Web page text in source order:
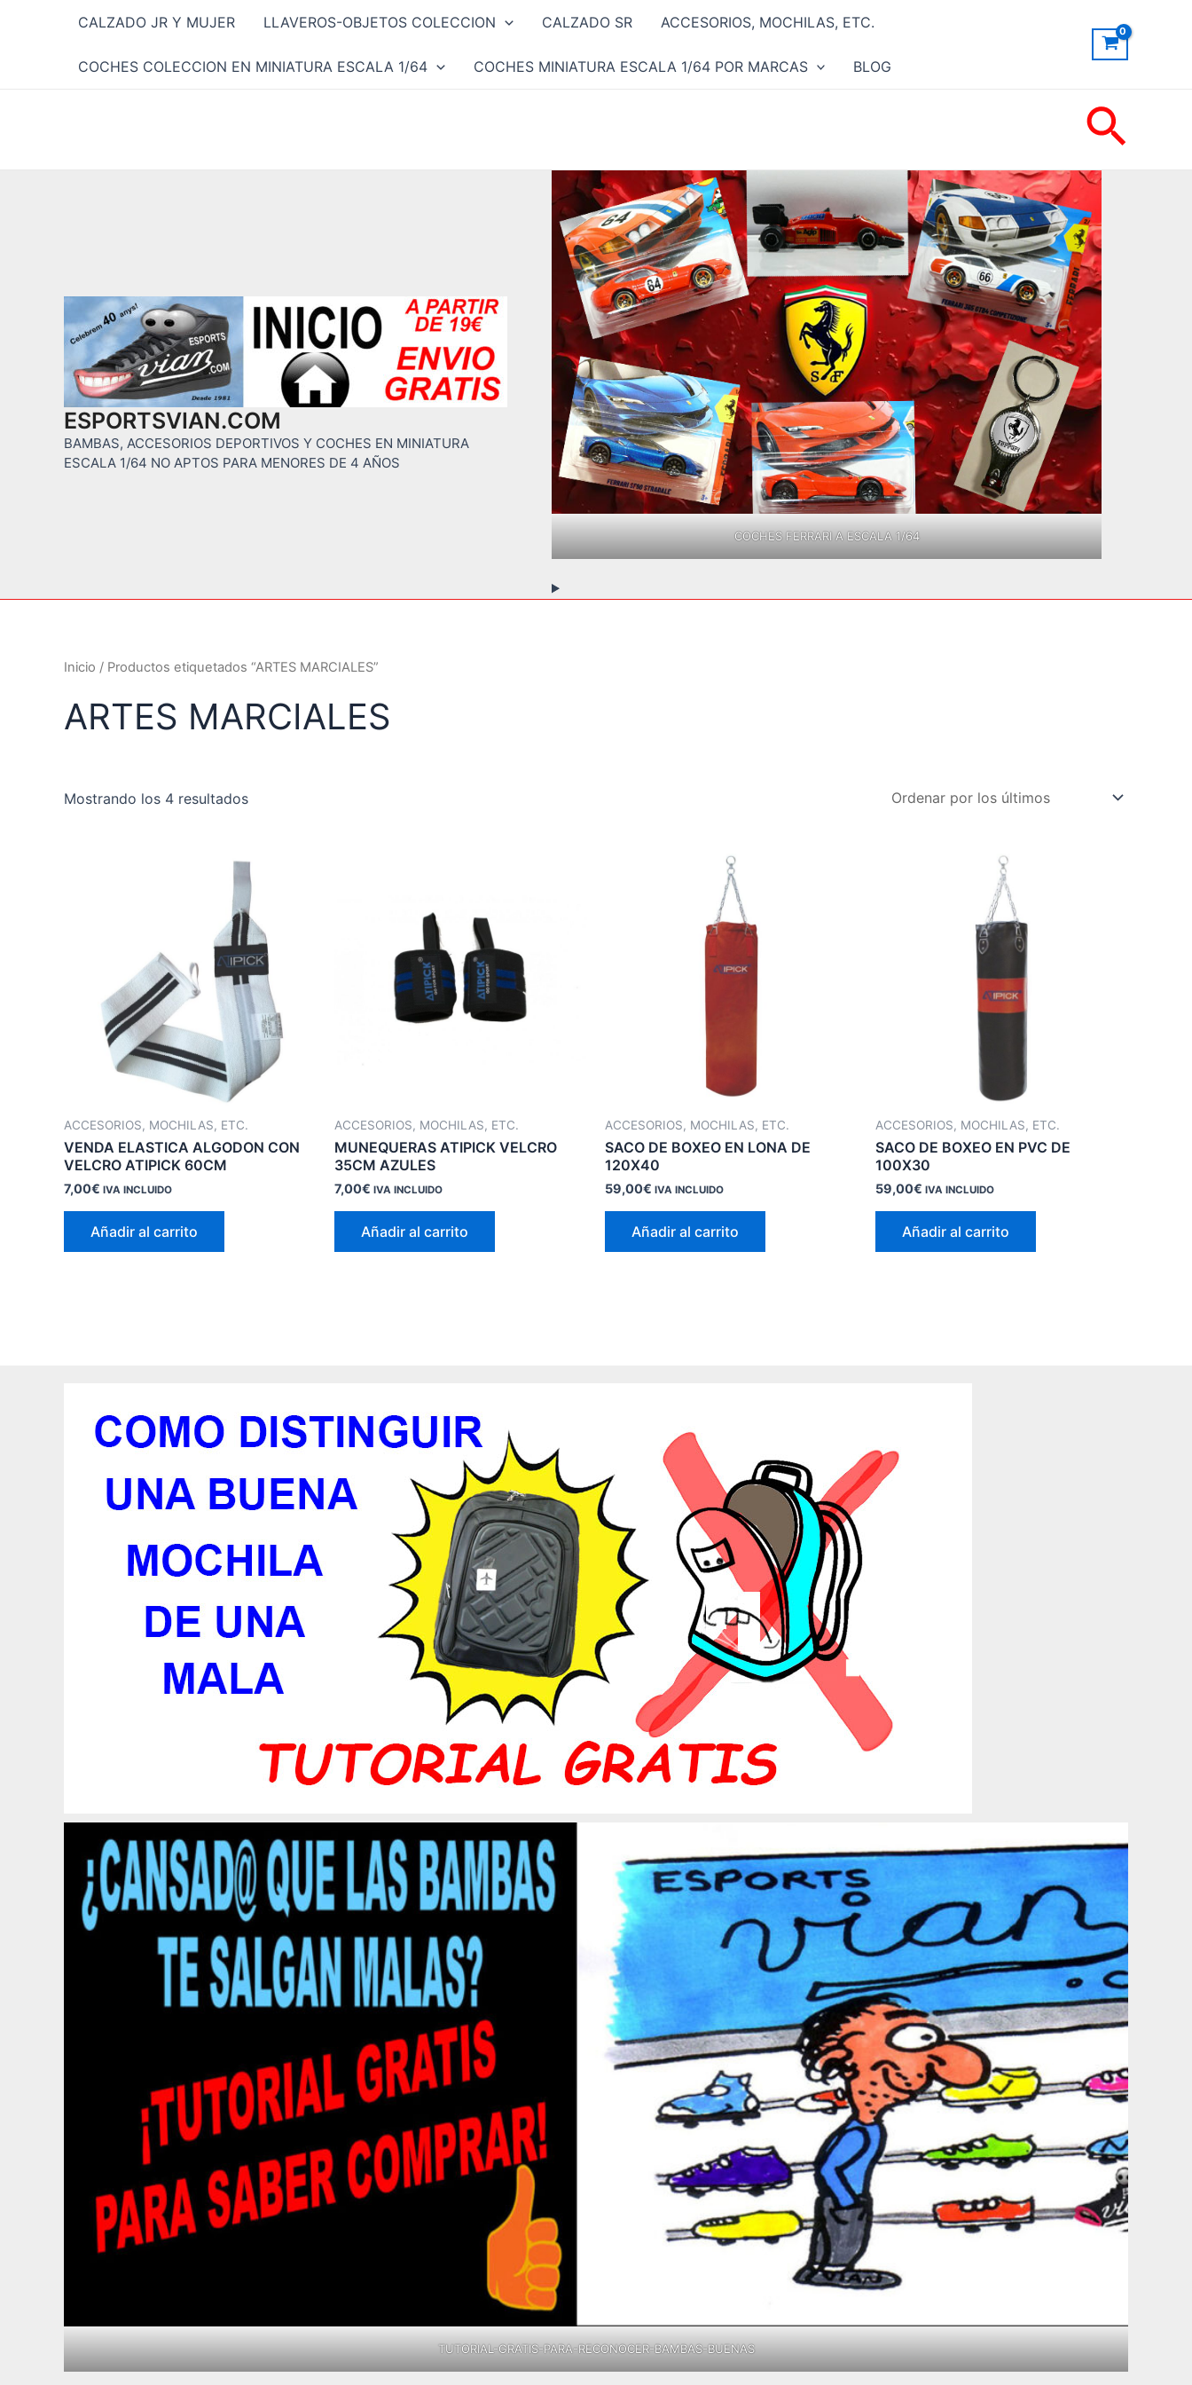
CALZADO JR Y MUJER LLAVEROS-OBJETOS COLECCION CALZADO SR ACCESORIOS, MOCHILAS, ETC.
COCHES COLECCION EN MINIATURA ESCALA 1/64 COCHES MINIATURA ESCALA 1/64 POR MARCAS BLOG
ESPORTSVIAN.COM
BAMBAS, ACCESORIOS DEPORTIVOS Y COCHES EN MINIATURA
ESCALA 1/64 NO APTOS PARA MENORES DE 4 AÑOS
COCHES FERRARI A ESCALA 1/64
Inicio / Productos etiquetados “ARTES MARCIALES”
ARTES MARCIALES
Mostrando los 4 resultadosOrdenado
ACCESORIOS, MOCHILAS, ETC.
VENDA ELASTICA ALGODON CON
VELCRO ATIPICK 60CM
7,00€ IVA INCLUIDO
Añadir al carrito
ACCESORIOS, MOCHILAS, ETC.
MUNEQUERAS ATIPICK VELCRO
35CM AZULES
7,00€ IVA INCLUIDO
Añadir al carrito
ACCESORIOS, MOCHILAS, ETC.
SACO DE BOXEO EN LONA DE
120X40
59,00€ IVA INCLUIDO
Añadir al carrito
ACCESORIOS, MOCHILAS, ETC.
SACO DE BOXEO EN PVC DE
100X30
59,00€ IVA INCLUIDO
Añadir al carrito
TUTORIAL-GRATIS-PARA-RECONOCER-BAMBAS-BUENAS